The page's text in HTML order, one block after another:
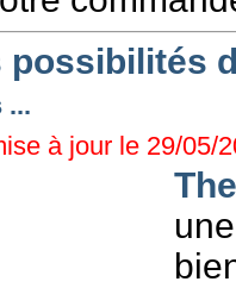
possibilités
...
à jour le 29/05/